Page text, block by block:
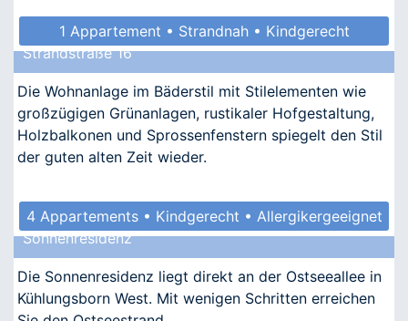
1 Appartement • Strandnah • Kindgerecht
Strandstraße 16
Die Wohnanlage im Bäderstil mit Stilelementen wie
großzügigen Grünanlagen, rustikaler Hofgestaltung,
Holzbalkonen und Sprossenfenstern spiegelt den Stil
der guten alten Zeit wieder.
4 Appartements • Kindgerecht • Allergikergeeignet
Sonnenresidenz
Die Sonnenresidenz liegt direkt an der Ostseeallee in
Kühlungsborn West. Mit wenigen Schritten erreichen